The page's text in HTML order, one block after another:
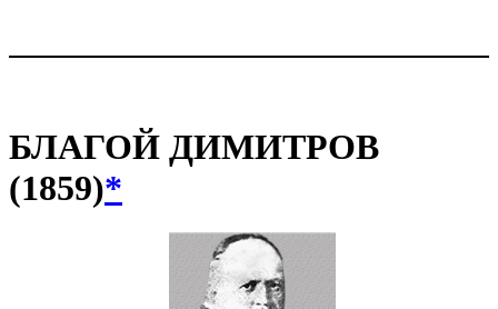
БЛАГОЙ ДИМИТРОВ
(1859)*